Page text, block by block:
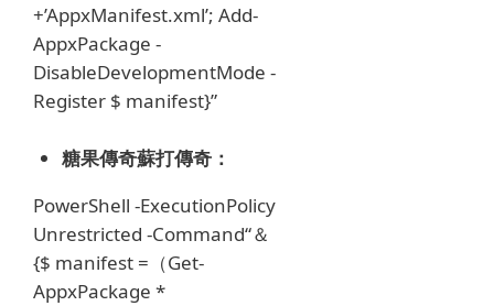
+’AppxManifest.xml’; Add-
AppxPackage -
DisableDevelopmentMode -
Register $ manifest}”
糖果傳奇蘇打傳奇：
PowerShell -ExecutionPolicy
Unrestricted -Command“＆
{$ manifest =（Get-
AppxPackage *